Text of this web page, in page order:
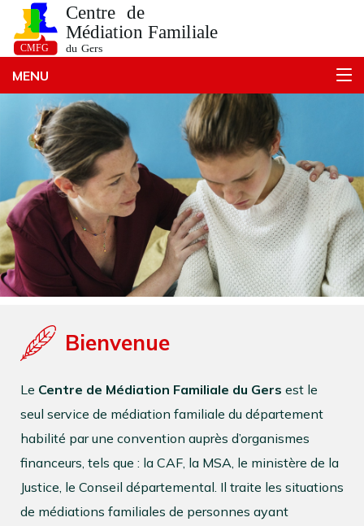
MENU
Bienvenue
Le Centre de Médiation Familiale du Gers est le
seul service de médiation familiale du département
habilité par une convention auprès d’organismes
financeurs, tels que : la CAF, la MSA, le ministère de la
Justice, le Conseil départemental. Il traite les situations
de médiations familiales de personnes ayant